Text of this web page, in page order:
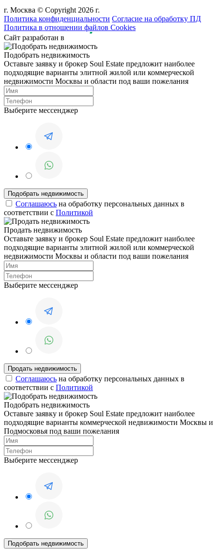
г. Москва © Copyright 2026 г.
Политика конфиденциальности Согласие на обработку ПД
Политика в отношении файлов Cookies
Сайт разработан в
Подобрать недвижимость
Оставьте заявку и брокер Soul Estate предложит наиболее
подходящие варианты элитной жилой или коммерческой
недвижимости Москвы и области под ваши пожелания
Выберите мессенджер
Соглашаюсь на обработку персональных данных в
соответствии с Политикой
Продать недвижимость
Оставьте заявку и брокер Soul Estate предложит наиболее
подходящие варианты элитной жилой или коммерческой
недвижимости Москвы и области под ваши пожелания
Выберите мессенджер
Соглашаюсь на обработку персональных данных в
соответствии с Политикой
Подобрать недвижимость
Оставьте заявку и брокер Soul Estate предложит наиболее
подходящие варианты коммерческой недвижимости Москвы и
Подмосковья под ваши пожелания
Выберите мессенджер